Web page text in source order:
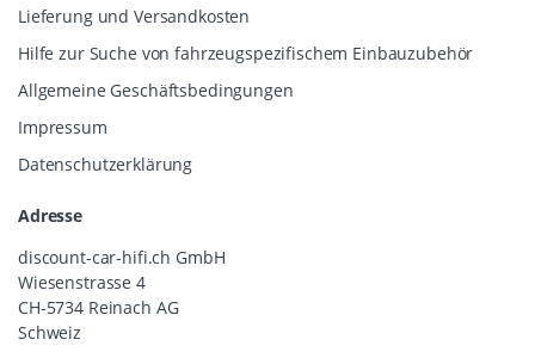
Lieferung und Versandkosten
Hilfe zur Suche von fahrzeugspezifischem Einbauzubehör
Allgemeine Geschäftsbedingungen
Impressum
Datenschutzerklärung
Adresse
discount-car-hifi.ch GmbH
Wiesenstrasse 4
CH-5734 Reinach AG
Schweiz